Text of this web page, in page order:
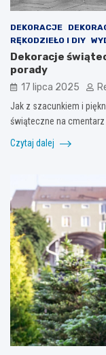
DEKORACJE
RĘKODZIEŁO I DIY
Dekoracje
porady
17 lipca 2025
Jak z szacunkiem i
świąteczne na cmentarz
Czytaj dalej